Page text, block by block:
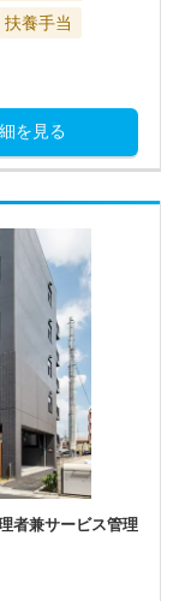
扶養手当
を見る
者兼サービス管理